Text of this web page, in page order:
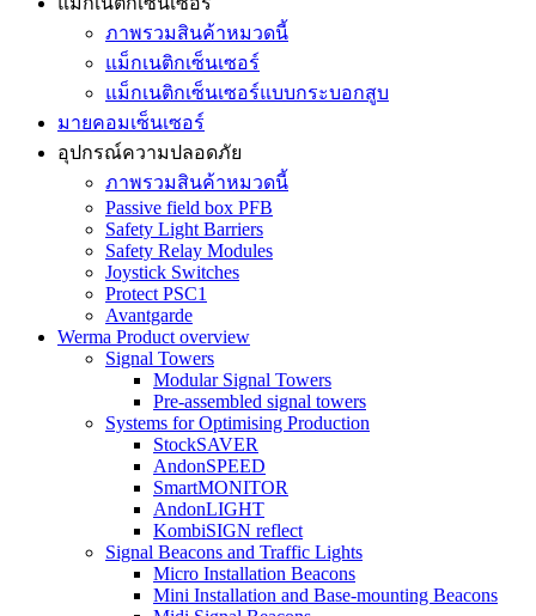
ภาพรวมสินค้าหมวดนี้
แม็กเนติกเซ็นเซอร์
แม็กเนติกเซ็นเซอร์แบบกระบอกสูบ
มายคอมเซ็นเซอร์
อุปกรณ์ความปลอดภัย
ภาพรวมสินค้าหมวดนี้
Passive field box PFB
Safety Light Barriers
Safety Relay Modules
Joystick Switches
Protect PSC1
Avantgarde
Werma Product overview
Signal Towers
Modular Signal Towers
Pre-assembled signal towers
Systems for Optimising Production
StockSAVER
AndonSPEED
SmartMONITOR
AndonLIGHT
KombiSIGN reflect
Signal Beacons and Traffic Lights
Micro Installation Beacons
Mini Installation and Base-mounting Beacons